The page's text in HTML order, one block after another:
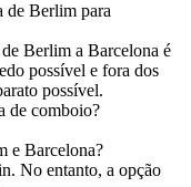
de Berlim para
Berlim a Barcelona é
possível e fora dos
possível.
de comboio?
e Barcelona?
No entanto, a opção